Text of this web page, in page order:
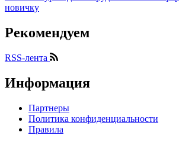
новичку
Рекомендуем
RSS-лента
Информация
Партнеры
Политика конфиденциальности
Правила